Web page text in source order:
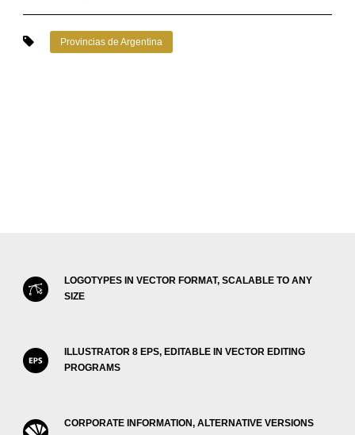
Provincias de Argentina
LOGOTYPES IN VECTOR FORMAT, SCALABLE TO ANY
SIZE
ILLUSTRATOR 8 EPS, EDITABLE IN VECTOR EDITING
PROGRAMS
CORPORATE INFORMATION, ALTERNATIVE VERSIONS